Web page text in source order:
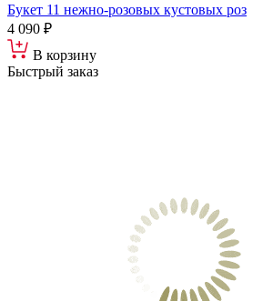
Букет 11 нежно-розовых кустовых роз
4 090 ₽
В корзину
Быстрый заказ